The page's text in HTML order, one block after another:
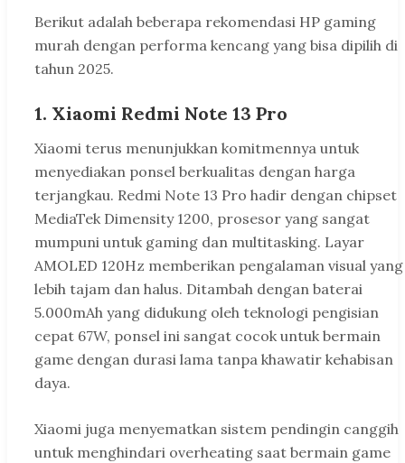
Berikut adalah beberapa rekomendasi HP gaming
murah dengan performa kencang yang bisa dipilih di
tahun 2025.
1. Xiaomi Redmi Note 13 Pro
Xiaomi terus menunjukkan komitmennya untuk
menyediakan ponsel berkualitas dengan harga
terjangkau. Redmi Note 13 Pro hadir dengan chipset
MediaTek Dimensity 1200, prosesor yang sangat
mumpuni untuk gaming dan multitasking. Layar
AMOLED 120Hz memberikan pengalaman visual yang
lebih tajam dan halus. Ditambah dengan baterai
5.000mAh yang didukung oleh teknologi pengisian
cepat 67W, ponsel ini sangat cocok untuk bermain
game dengan durasi lama tanpa khawatir kehabisan
daya.
Xiaomi juga menyematkan sistem pendingin canggih
untuk menghindari overheating saat bermain game